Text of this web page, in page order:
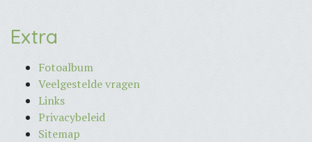
Extra
Fotoalbum
Veelgestelde vragen
Links
Privacybeleid
Sitemap